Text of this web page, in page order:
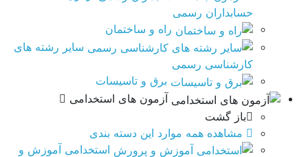
حسابداران رسمی
راه و ساختمان
سایر رشته های
کارشناسی رسمی
برق و تاسيسات
آزمون های استخدامی
باز گشت
مشاهده همه موارد این دسته بندی
استخدامی آموزش و